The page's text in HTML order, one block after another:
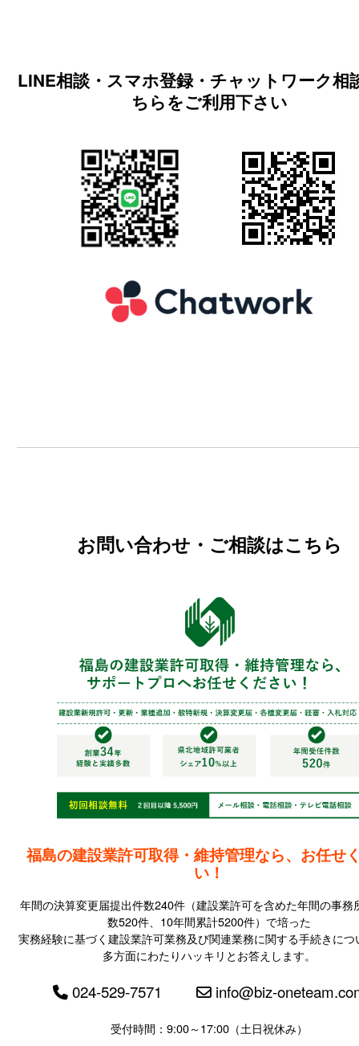
LINE相談・スマホ登録・チャットワーク相
ちらをご利用下さい
お問い合わせ・ご相談はこちら
福島の建設業許可取得・維持管理なら、お任せ
い！
年間の決算変更届提出件数240件（建設業許可を含めた年間の事務
数520件、10年間累計5200件）で培った
実務経験に基づく建設業許可業務及び関連業務に関する手続きにつ
多方面にわたりハッキリとお答えします。
024-529-7571 info@biz-
受付時間：9:00～17:00（土日祝休み）